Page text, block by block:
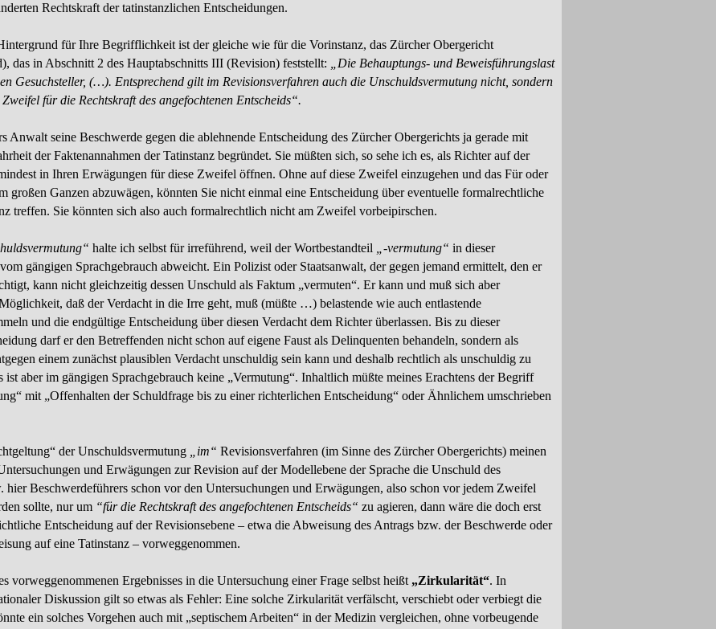
Rechtskraft der tatinstanzlichen Entscheidungen.
für Ihre Begrifflichkeit ist der gleiche wie für die Vorinstanz, das Zürcher Obergericht
das in Abschnitt 2 des Hauptabschnitts III (Revision) feststellt: „Die Behauptungs- und Beweis­führungslast
Gesuchsteller, (…). Entsprechend gilt im Revisions­verfahren auch die Unschulds­vermu­tung nicht, sondern
für die Rechtskraft des angefochtenen Entscheids“.
Anwalt seine Beschwerde gegen die ablehnende Entscheidung des Zürcher Obergerichts ja gerade mit
der Faktenannahmen der Tatinstanz begründet. Sie müßten sich, so sehe ich es, als Richter auf der
in Ihren Erwägungen für diese Zweifel öffnen. Ohne auf diese Zweifel einzu­gehen und das Für oder
großen Ganzen abzuwägen, könnten Sie nicht einmal eine Entscheidung über eventuelle formalrechtliche
treffen. Sie könnten sich also auch formalrechtlich nicht am Zweifel vorbeipirschen.
halte ich selbst für irreführend, weil der Wortbestandteil „-vermutung“ in dieser
gängigen Sprachgebrauch abweicht. Ein Polizist oder Staatsanwalt, der gegen jemand ermittelt, den er
kann nicht gleichzeitig dessen Unschuld als Faktum „vermuten“. Er kann und muß sich aber
daß der Verdacht in die Irre geht, muß (müßte …) belastende wie auch entlastende
und die endgültige Entscheidung über diesen Verdacht dem Richter überlassen. Bis zu dieser
darf er den Betreffenden nicht schon auf eigene Faust als Delinquenten behandeln, sondern als
einem zunächst plausiblen Verdacht unschuldig sein kann und deshalb rechtlich als unschuldig zu
ist aber im gängigen Sprachgebrauch keine „Vermutung“. Inhaltlich müßte meines Erachtens der Begriff
mit „Offenhalten der Schuldfrage bis zu einer richterlichen Entscheidung“ oder Ähnlichem umschrieben
der Unschuldsvermutung „im“ Revisionsverfahren (im Sinne des Zürcher Obergerichts) meinen
und Erwägungen zur Revision auf der Modellebene der Sprache die Unschuld des
hier Beschwerdeführers schon vor den Untersuchungen und Erwägungen, also schon vor jedem Zweifel
sollte, nur um “für die Rechtskraft des angefochtenen Entscheids“ zu agieren, dann wäre die doch erst
Entscheidung auf der Revisionsebene – etwa die Abweisung des Antrags bzw. der Beschwerde oder
auf eine Tatinstanz – vorweggenommen.
vorweggenommenen Ergebnisses in die Untersuchung einer Frage selbst heißt „Zirkularität“. In
Diskussion gilt so etwas als Fehler: Eine solche Zirkularität verfälscht, verschiebt oder verbiegt die
ein solches Vorgehen auch mit „septischem Arbeiten“ in der Medizin vergleichen, ohne vorbeugende